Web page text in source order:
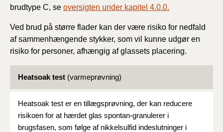
brudtype C, se oversigten under kapitel 4.0.0.
Ved brud på større flader kan der være risiko for nedfald
af sammenhængende stykker, som vil kunne udgør en
risiko for personer, afhængig af glassets placering.
Heatsoak test (varmeprøvning)
Heatsoak test er en tillægsprøvning, der kan reducere
risikoen for at hærdet glas spontan-granulerer i
brugsfasen, som følge af nikkelsulfid indeslutninger i